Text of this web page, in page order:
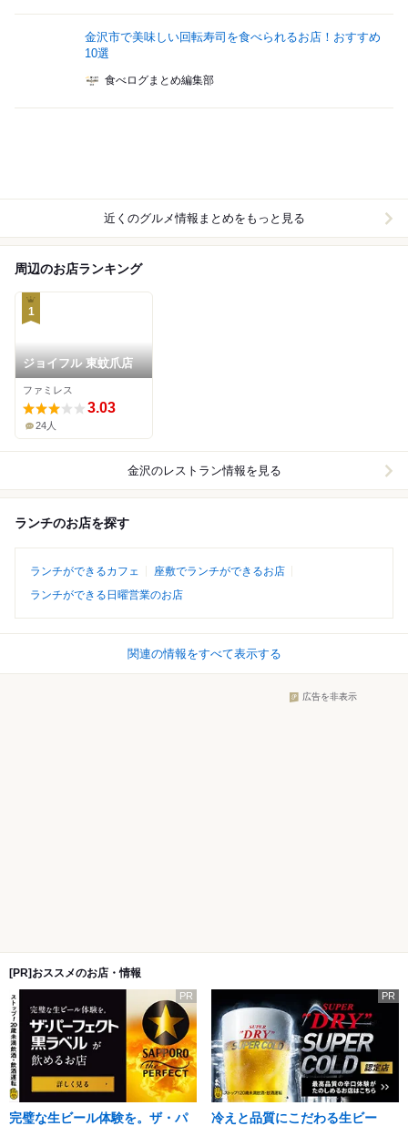
金沢市で美味しい回転寿司を食べられるお店！おすすめ
10選
食べログまとめ編集部
近くのグルメ情報まとめをもっと見る
周辺のお店ランキング
1
ジョイフル 東蚊爪店
ファミレス
3.03
24人
金沢のレストラン情報を見る
ランチのお店を探す
ランチができるカフェ
座敷でランチができるお店
ランチができる日曜営業のお店
関連の情報をすべて表示する
広告を非表示
[PR]おススメのお店・情報
PR
完璧な生ビール体験を。ザ・パ
PR
冷えと品質にこだわる生ビー